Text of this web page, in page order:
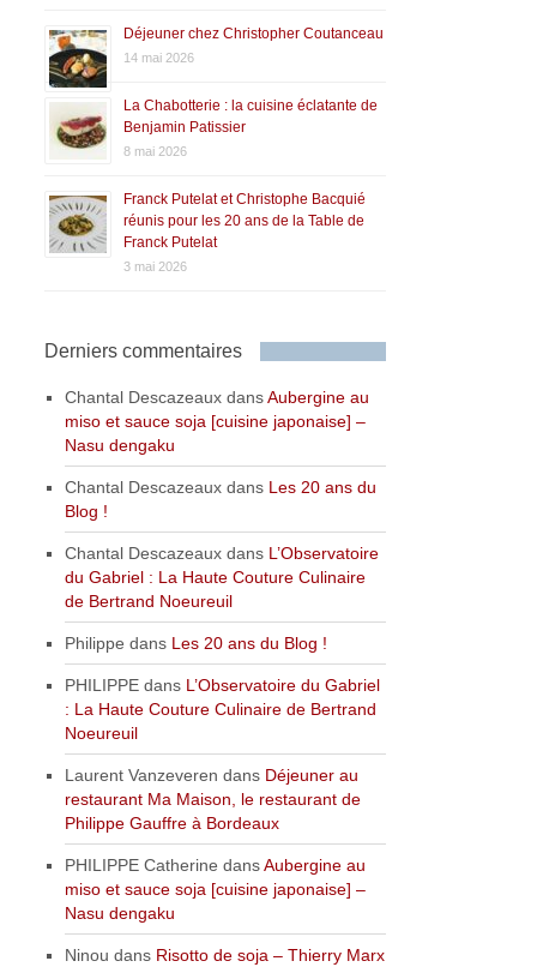
Déjeuner chez Christopher Coutanceau
14 mai 2026
La Chabotterie : la cuisine éclatante de
Benjamin Patissier
8 mai 2026
Franck Putelat et Christophe Bacquié
réunis pour les 20 ans de la Table de
Franck Putelat
3 mai 2026
Derniers commentaires
Chantal Descazeaux dansAubergine au
miso et sauce soja [cuisine japonaise] –
Nasu dengaku
Chantal Descazeaux dans Les 20 ans du
Blog !
Chantal Descazeaux dans L’Observatoire
du Gabriel : La Haute Couture Culinaire
de Bertrand Noeureuil
Philippe dans Les 20 ans du Blog !
PHILIPPE dans L’Observatoire du Gabriel
: La Haute Couture Culinaire de Bertrand
Noeureuil
Laurent Vanzeveren dans Déjeuner au
restaurant Ma Maison, le restaurant de
Philippe Gauffre à Bordeaux
PHILIPPE Catherine dansAubergine au
miso et sauce soja [cuisine japonaise] –
Nasu dengaku
Ninou dans Risotto de soja – Thierry Marx